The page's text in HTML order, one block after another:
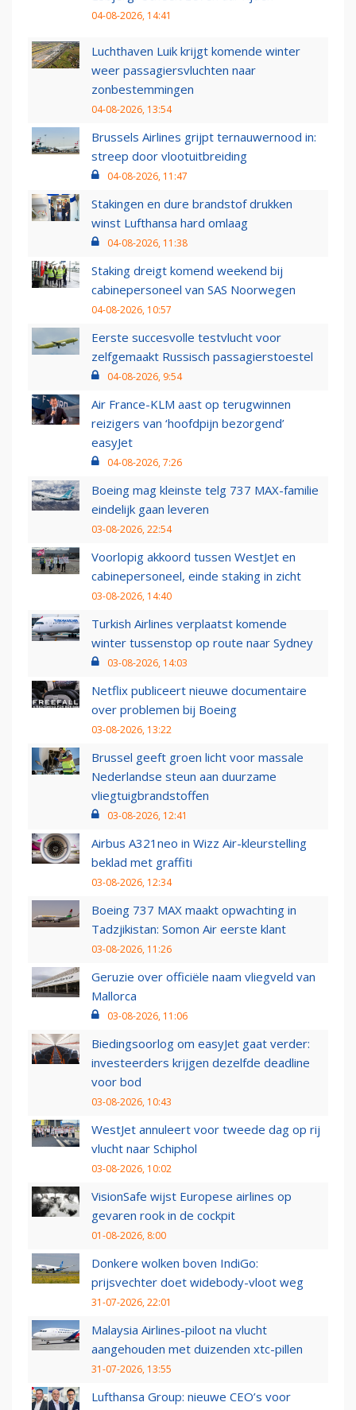
04-08-2026, 14:41
Luchthaven Luik krijgt komende winter
weer passagiersvluchten naar
zonbestemmingen
04-08-2026, 13:54
Brussels Airlines grijpt ternauwernood in:
streep door vlootuitbreiding
04-08-2026, 11:47
Stakingen en dure brandstof drukken
winst Lufthansa hard omlaag
04-08-2026, 11:38
Staking dreigt komend weekend bij
cabinepersoneel van SAS Noorwegen
04-08-2026, 10:57
Eerste succesvolle testvlucht voor
zelfgemaakt Russisch passagierstoestel
04-08-2026, 9:54
Air France-KLM aast op terugwinnen
reizigers van ‘hoofdpijn bezorgend’
easyJet
04-08-2026, 7:26
Boeing mag kleinste telg 737 MAX-familie
eindelijk gaan leveren
03-08-2026, 22:54
Voorlopig akkoord tussen WestJet en
cabinepersoneel, einde staking in zicht
03-08-2026, 14:40
Turkish Airlines verplaatst komende
winter tussenstop op route naar Sydney
03-08-2026, 14:03
Netflix publiceert nieuwe documentaire
over problemen bij Boeing
03-08-2026, 13:22
Brussel geeft groen licht voor massale
Nederlandse steun aan duurzame
vliegtuigbrandstoffen
03-08-2026, 12:41
Airbus A321neo in Wizz Air-kleurstelling
beklad met graffiti
03-08-2026, 12:34
Boeing 737 MAX maakt opwachting in
Tadzjikistan: Somon Air eerste klant
03-08-2026, 11:26
Geruzie over officiële naam vliegveld van
Mallorca
03-08-2026, 11:06
Biedingsoorlog om easyJet gaat verder:
investeerders krijgen dezelfde deadline
voor bod
03-08-2026, 10:43
WestJet annuleert voor tweede dag op rij
vlucht naar Schiphol
03-08-2026, 10:02
VisionSafe wijst Europese airlines op
gevaren rook in de cockpit
01-08-2026, 8:00
Donkere wolken boven IndiGo:
prijsvechter doet widebody-vloot weg
31-07-2026, 22:01
Malaysia Airlines-piloot na vlucht
aangehouden met duizenden xtc-pillen
31-07-2026, 13:55
Lufthansa Group: nieuwe CEO’s voor